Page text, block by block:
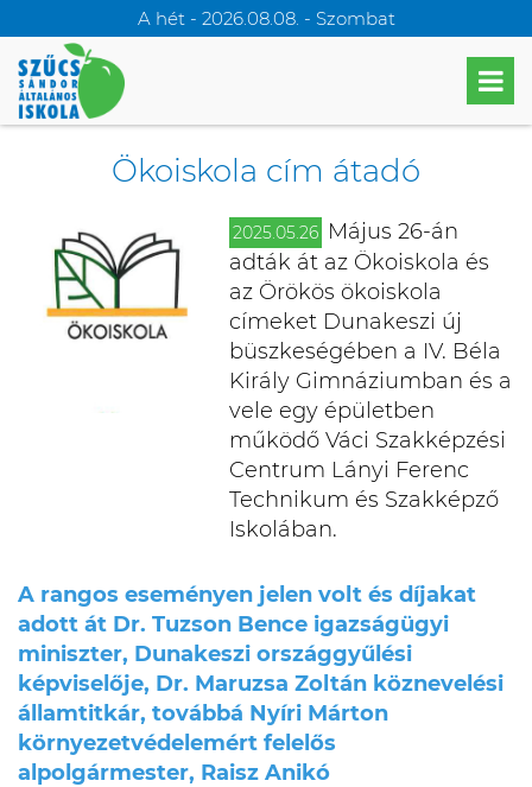
A hét - 2026.08.08. - Szombat
Ökoiskola cím átadó
2025.05.26 Május 26-án
adták át az Ökoiskola és
az Örökös ökoiskola
címeket Dunakeszi új
büszkeségében a IV. Béla
Király Gimnáziumban és a
vele egy épületben
működő Váci Szakképzési
Centrum Lányi Ferenc
Technikum és Szakképző
Iskolában.
A rangos eseményen jelen volt és díjakat
adott át Dr. Tuzson Bence igazságügyi
miniszter, Dunakeszi országgyűlési
képviselője, Dr. Maruzsa Zoltán köznevelési
államtitkár, továbbá Nyíri Márton
környezetvédelemért felelős
alpolgármester, Raisz Anikó